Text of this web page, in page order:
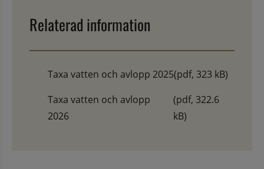
Relaterad information
Taxa vatten och avlopp 2025(pdf, 323 kB)
Taxa vatten och avlopp
2026
(pdf, 322.6
kB)